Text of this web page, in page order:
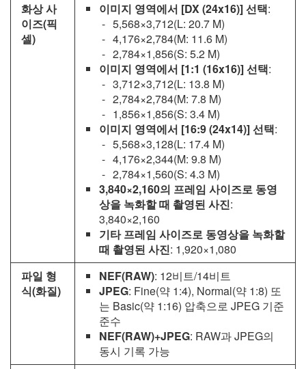
화상 사
이즈(픽
셀)
이미지 영역에서 [DX (24x16)] 선택:
5,568×3,712(L: 20.7 M)
4,176×2,784(M: 11.6 M)
2,784×1,856(S: 5.2 M)
이미지 영역에서 [1:1 (16x16)] 선택:
3,712×3,712(L: 13.8 M)
2,784×2,784(M: 7.8 M)
1,856×1,856(S: 3.4 M)
이미지 영역에서 [16:9 (24x14)] 선택:
5,568×3,128(L: 17.4 M)
4,176×2,344(M: 9.8 M)
2,784×1,560(S: 4.3 M)
3,840×2,160의 프레임 사이즈로 동영
상을 녹화할 때 촬영된 사진:
3,840×2,160
기타 프레임 사이즈로 동영상을 녹화할
때 촬영된 사진: 1,920×1,080
파일 형
식(화질)
NEF(RAW): 12비트/14비트
JPEG: Fine(약 1:4), Normal(약 1:8) 또
는 Basic(약 1:16) 압축으로 JPEG 기준
준수
NEF(RAW)+JPEG: RAW과 JPEG의
동시 기록 가능